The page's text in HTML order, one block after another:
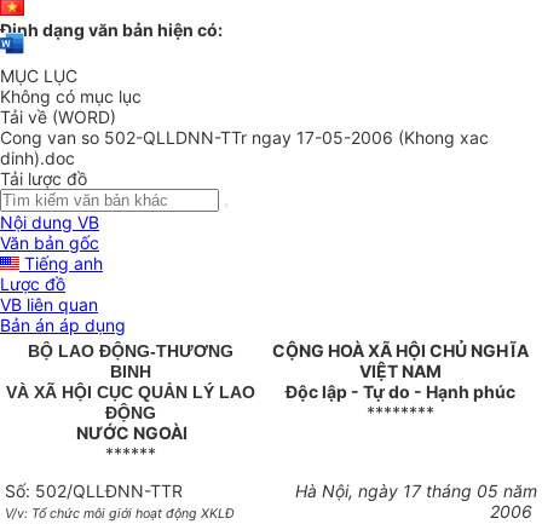
Định dạng văn bản hiện có:
MỤC LỤC
Không có mục lục
Tải về (WORD)
Cong van so 502-QLLDNN-TTr ngay 17-05-2006 (Khong xac
dinh).doc
Tải lược đồ
Nội dung VB
Văn bản gốc
Tiếng anh
Lược đồ
VB liên quan
Bản án áp dụng
BỘ LAO ĐỘNG-THƯƠNG
BINH
VÀ XÃ HỘI CỤC QUẢN LÝ LAO
ĐỘNG
NƯỚC NGOÀI
******
CỘNG HOÀ XÃ HỘI CHỦ NGHĨA
VIỆT NAM
Độc lập - Tự do - Hạnh phúc
********
Số: 502/QLLĐNN-TTR
V/v: Tổ chức môi giới hoạt động XKLĐ
Hà Nội, ngày 17 tháng 05 năm
2006